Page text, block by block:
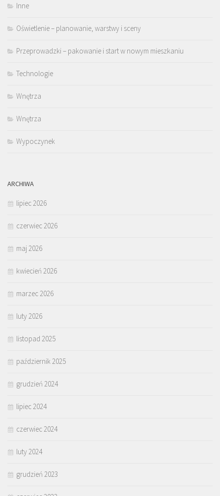
Inne
Oświetlenie – planowanie, warstwy i sceny
Przeprowadzki – pakowanie i start w nowym mieszkaniu
Technologie
Wnętrza
Wnętrza
Wypoczynek
ARCHIWA
lipiec 2026
czerwiec 2026
maj 2026
kwiecień 2026
marzec 2026
luty 2026
listopad 2025
październik 2025
grudzień 2024
lipiec 2024
czerwiec 2024
luty 2024
grudzień 2023